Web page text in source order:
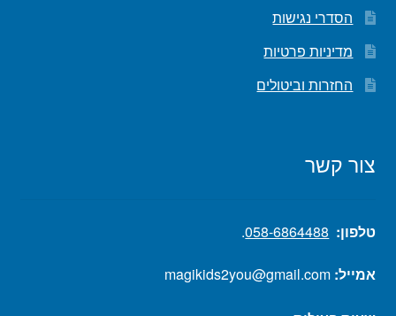
הסדרי נגישות
מדיניות פרטיות
החזרות וביטולים
צור קשר
טלפון: 058-6864488
.
אמייל: